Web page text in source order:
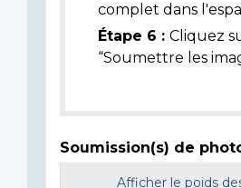
complet dans
Étape 6 : Cliquez
“Soumettre les
Soumission(s) de
Afficher le poids